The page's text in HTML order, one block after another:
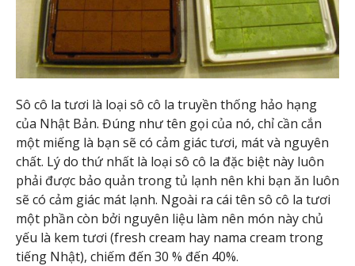
Sô cô la tươi là loại sô cô la truyền thống hảo hạng
của Nhật Bản. Đúng như tên gọi của nó, chỉ cần cắn
một miếng là bạn sẽ có cảm giác tươi, mát và nguyên
chất. Lý do thứ nhất là loại sô cô la đặc biệt này luôn
phải được bảo quản trong tủ lạnh nên khi bạn ăn luôn
sẽ có cảm giác mát lạnh. Ngoài ra cái tên sô cô la tươi
một phần còn bởi nguyên liệu làm nên món này chủ
yếu là kem tươi (fresh cream hay nama cream trong
tiếng Nhật), chiếm đến 30 % đến 40%.